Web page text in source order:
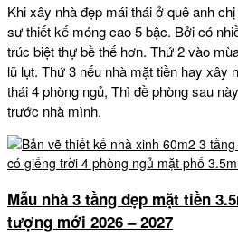
Khi xây nhà đẹp mái thái ở quê anh
sư thiết kế móng cao 5 bậc. Bởi có
trúc biệt thự bề thế hơn. Thứ 2 vào
lũ lụt. Thứ 3 nếu nhà mặt tiền hay xây
thái 4 phòng ngủ, Thì đề phòng sau
trước nhà mình.
Mẫu nhà 3 tầng đẹp mặt tiền
tượng mới 2026 – 2027